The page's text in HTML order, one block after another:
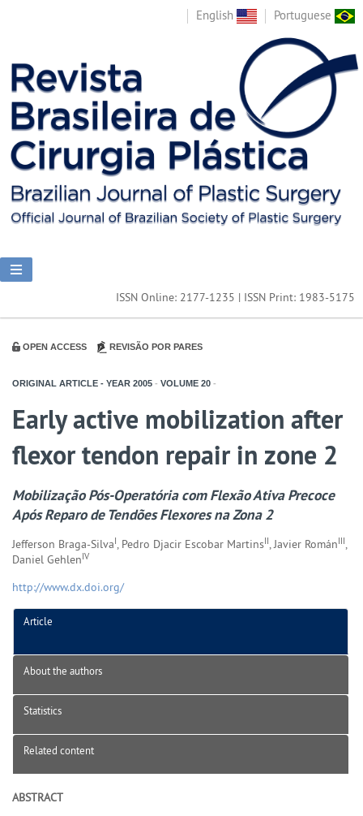
English Portuguese
ISSN Online: 2177-1235 | ISSN Print: 1983-5175
OPEN ACCESS REVISÃO POR PARES
ORIGINAL ARTICLE - YEAR 2005 - VOLUME 20 -
Early active mobilization after
flexor tendon repair in zone 2
Mobilização Pós-Operatória com Flexão Ativa Precoce
Após Reparo de Tendões Flexores na Zona 2
Jefferson Braga-SilvaI, Pedro Djacir Escobar MartinsII, Javier RománIII,
Daniel GehlenIV
http://www.dx.doi.org/
Article
About the authors
Statistics
Related content
ABSTRACT